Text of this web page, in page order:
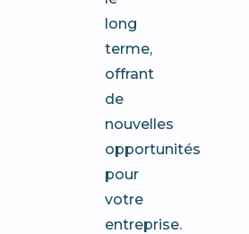
long
terme,
offrant
de
nouvelles
opportunités
pour
votre
entreprise.